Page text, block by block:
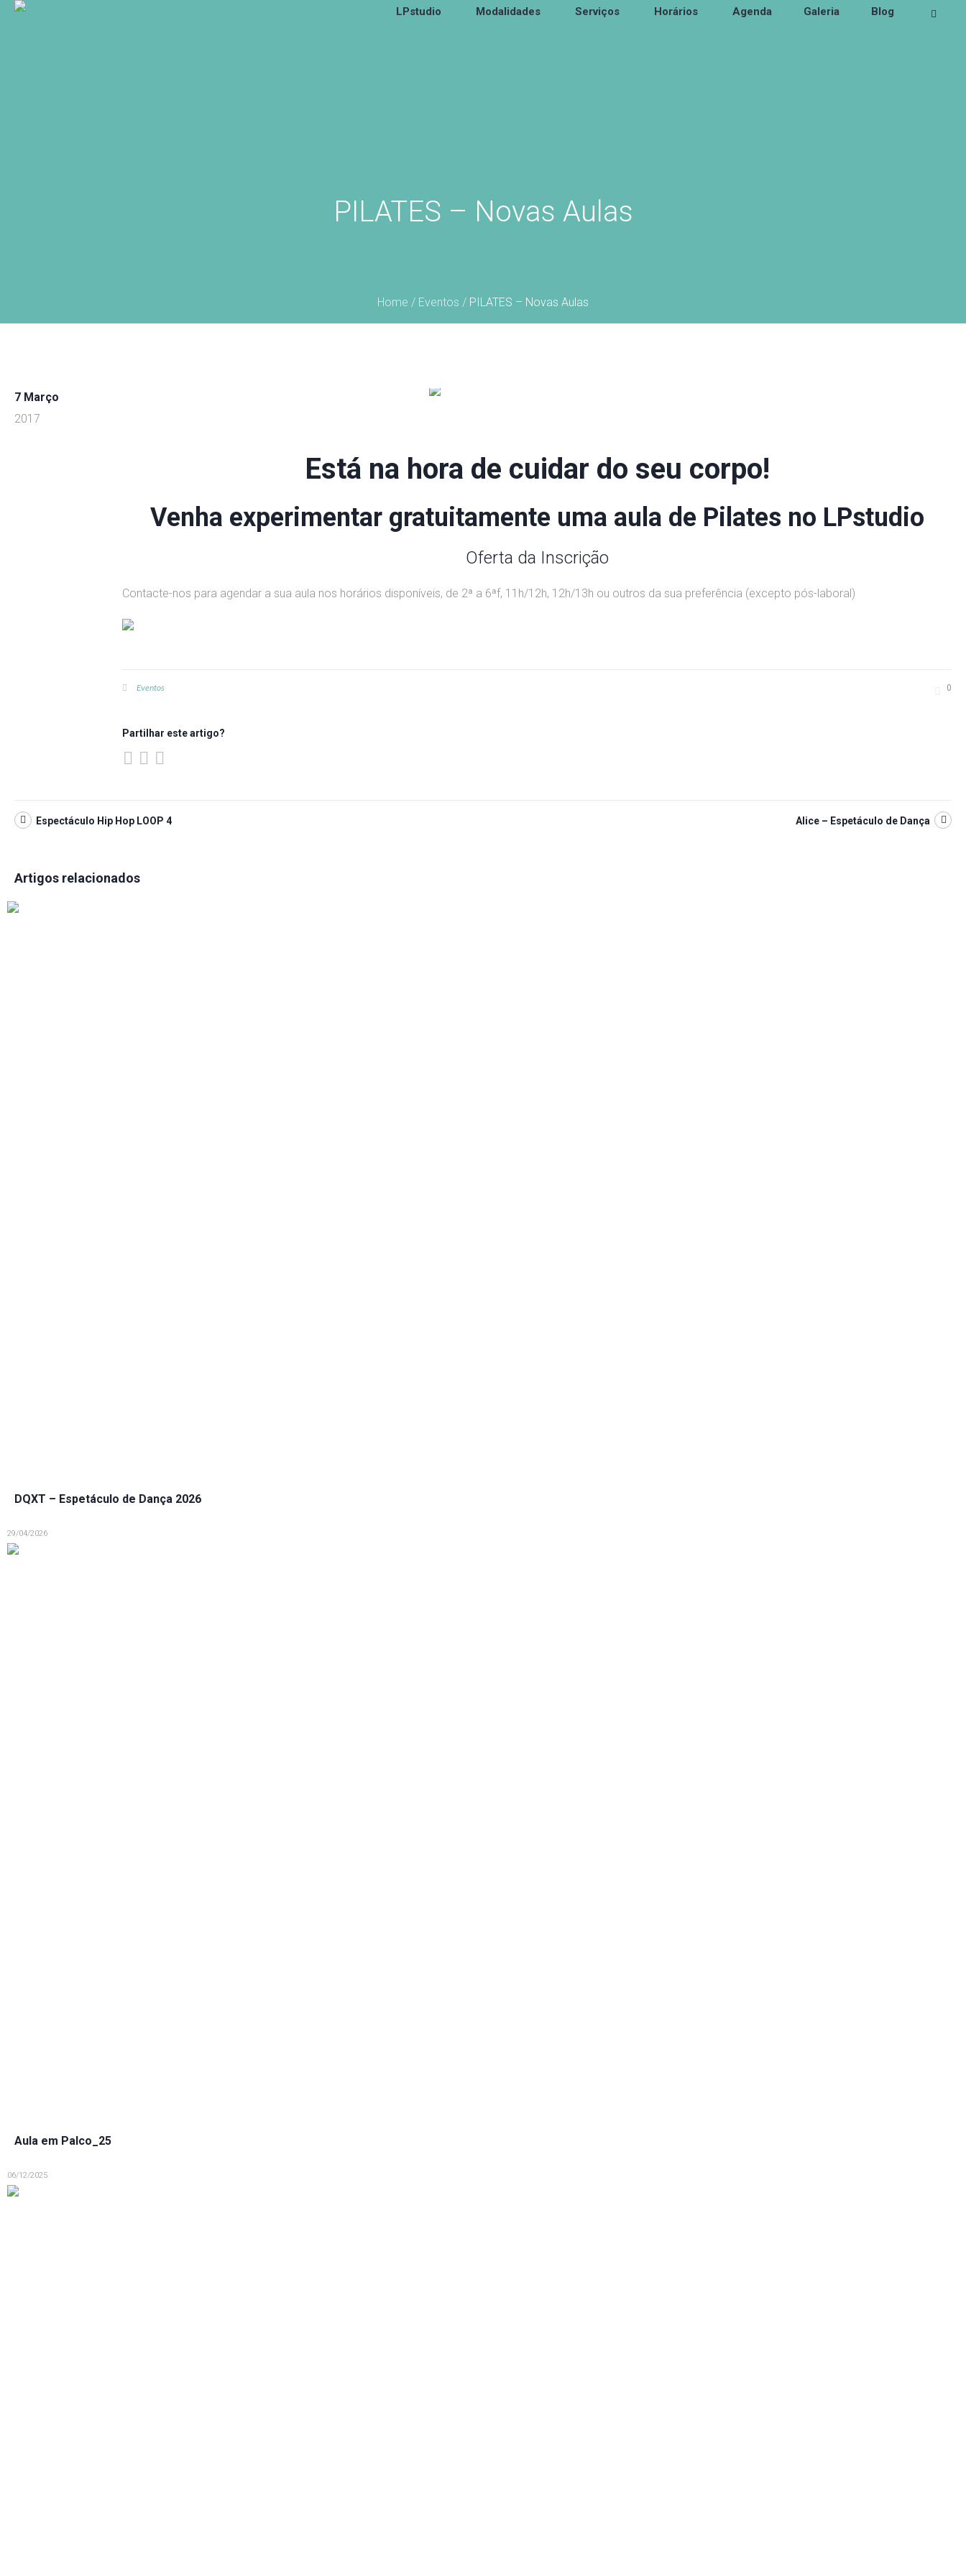
LPstudio Modalidades Serviços Horários Agenda Galeria Blog
PILATES – Novas Aulas
Home / Eventos / PILATES – Novas Aulas
7 Março
2017
Está na hora de cuidar do seu corpo!
Venha experimentar gratuitamente uma aula de Pilates no LPstudio
Oferta da Inscrição
Contacte-nos para agendar a sua aula nos horários disponíveis, de 2ª a 6ªf, 11h/12h, 12h/13h ou outros da sua preferência (excepto pós-laboral)
0
Eventos
Partilhar este artigo?
Espectáculo Hip Hop LOOP 4 Alice – Espetáculo de Dança
Artigos relacionados
DQXT – Espetáculo de Dança 2026
29/04/2026
Aula em Palco_25
06/12/2025